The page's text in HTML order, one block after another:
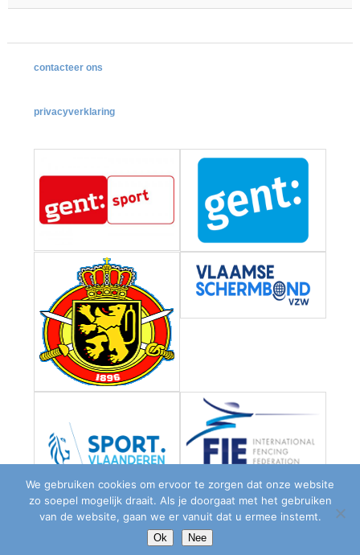
contacteer ons
privacyverklaring
We gebruiken cookies om ervoor te zorgen dat onze website
zo soepel mogelijk draait. Als je doorgaat met het gebruiken
van de website, gaan we er vanuit dat u ermee instemt.
Ok Nee